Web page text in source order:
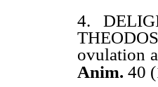
4.
ovulation
Anim. 40